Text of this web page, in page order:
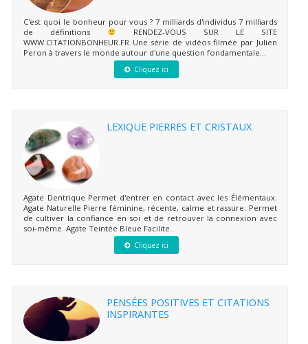
C'est quoi le bonheur pour vous ? 7 milliards d'individus 7 milliards
de définitions
RENDEZ-VOUS SUR LE SITE
WWW.CITATIONBONHEUR.FR Une série de vidéos filmée par Julien
Peron à travers le monde autour d'une question fondamentale...
Cliquez ici
LEXIQUE PIERRES ET CRISTAUX
Agate Dentrique Permet d'entrer en contact avec les Élémentaux.
Agate Naturelle Pierre féminine, récente, calme et rassure. Permet
de cultiver la confiance en soi et de retrouver la connexion avec
soi-même. Agate Teintée Bleue Facilite...
Cliquez ici
PENSÉES POSITIVES ET CITATIONS
INSPIRANTES